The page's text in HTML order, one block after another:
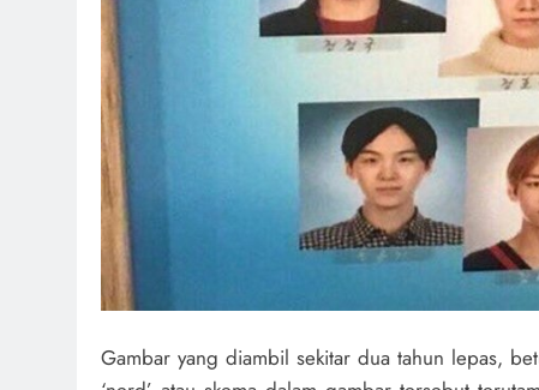
Gambar yang diambil sekitar dua tahun lepas,